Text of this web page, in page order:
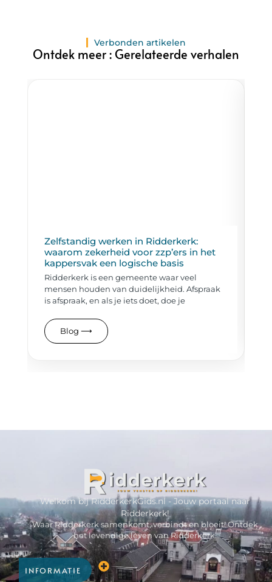
Verbonden artikelen
Ontdek meer : Gerelateerde verhalen
Zelfstandig werken in Ridderkerk:
waarom zekerheid voor zzp’ers in het
kappersvak een logische basis
Ridderkerk is een gemeente waar veel
mensen houden van duidelijkheid. Afspraak
is afspraak, en als je iets doet, doe je
Blog ⟶
Welkom bij RidderkerkGids.nl - Jouw portaal naar
Ridderkerk!
Waar Ridderkerk samenkomt, verbindt en bloeit! Ontdek
het levendige leven van Ridderkerk.
INFORMATIE